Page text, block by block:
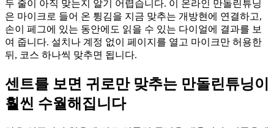
두 줄이 아직 맞는지 알기 어렵습니다. 이 온라인 만돌린튜닝
은 마이크로 들어 온 튕김을 지금 맞추는 개방현에 연결하고,
손이 페그에 있는 동안에도 읽을 수 있는 다이얼에 결과를 보
여 줍니다. 설치나 계정 없이 페이지를 열고 마이크만 허용한
뒤, 코스 하나씩 맞추면 됩니다.
센트를 보면 귀로만 맞추는 만돌린튜닝이
훨씬 수월해집니다